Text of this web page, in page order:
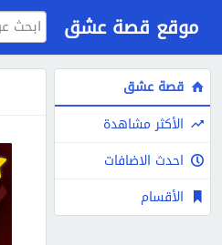
موقع قصة عشق
قصة عشق
الأكثر مشاهدة
احدث الاضافات
الأقسام